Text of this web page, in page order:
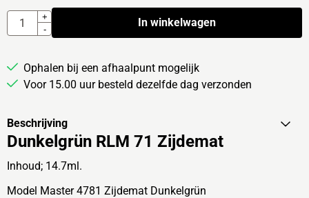
Aantal
+
-
In winkelwagen
Ophalen bij een afhaalpunt mogelijk
Voor 15.00 uur besteld dezelfde dag verzonden
Beschrijving
Dunkelgrün RLM 71 Zijdemat
Inhoud; 14.7ml.
Model Master 4781 Zijdemat Dunkelgrün